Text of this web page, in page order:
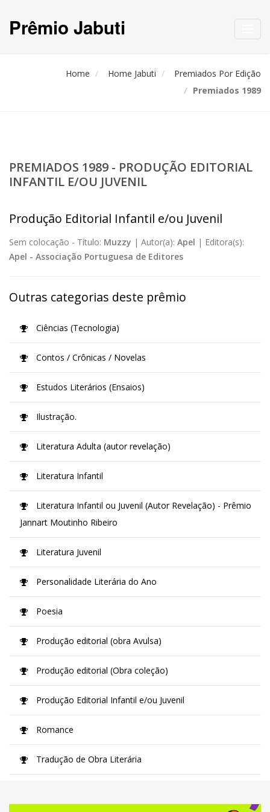
Prêmio Jabuti
Home Home Jabuti
Premiados Por Edição
Premiados 1989
PREMIADOS 1989 - PRODUÇÃO EDITORIAL
INFANTIL E/OU JUVENIL
Produção Editorial Infantil e/ou Juvenil
Sem colocação - Título: Muzzy | Autor(a): Apel | Editora(s):
Apel - Associação Portuguesa de Editores
Outras categorias deste prêmio
Ciências (Tecnologia)
Contos / Crônicas / Novelas
Estudos Literários (Ensaios)
Ilustração.
Literatura Adulta (autor revelação)
Literatura Infantil
Literatura Infantil ou Juvenil (Autor Revelação) - Prêmio
Jannart Moutinho Ribeiro
Literatura Juvenil
Personalidade Literária do Ano
Poesia
Produção editorial (obra Avulsa)
Produção editorial (Obra coleção)
Produção Editorial Infantil e/ou Juvenil
Romance
Tradução de Obra Literária